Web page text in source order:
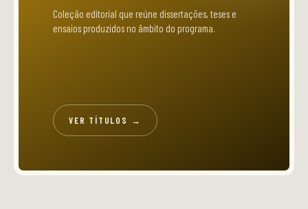
Coleção editorial que reúne dissertações, teses e
ensaios produzidos no âmbito do programa.
VER TÍTULOS →